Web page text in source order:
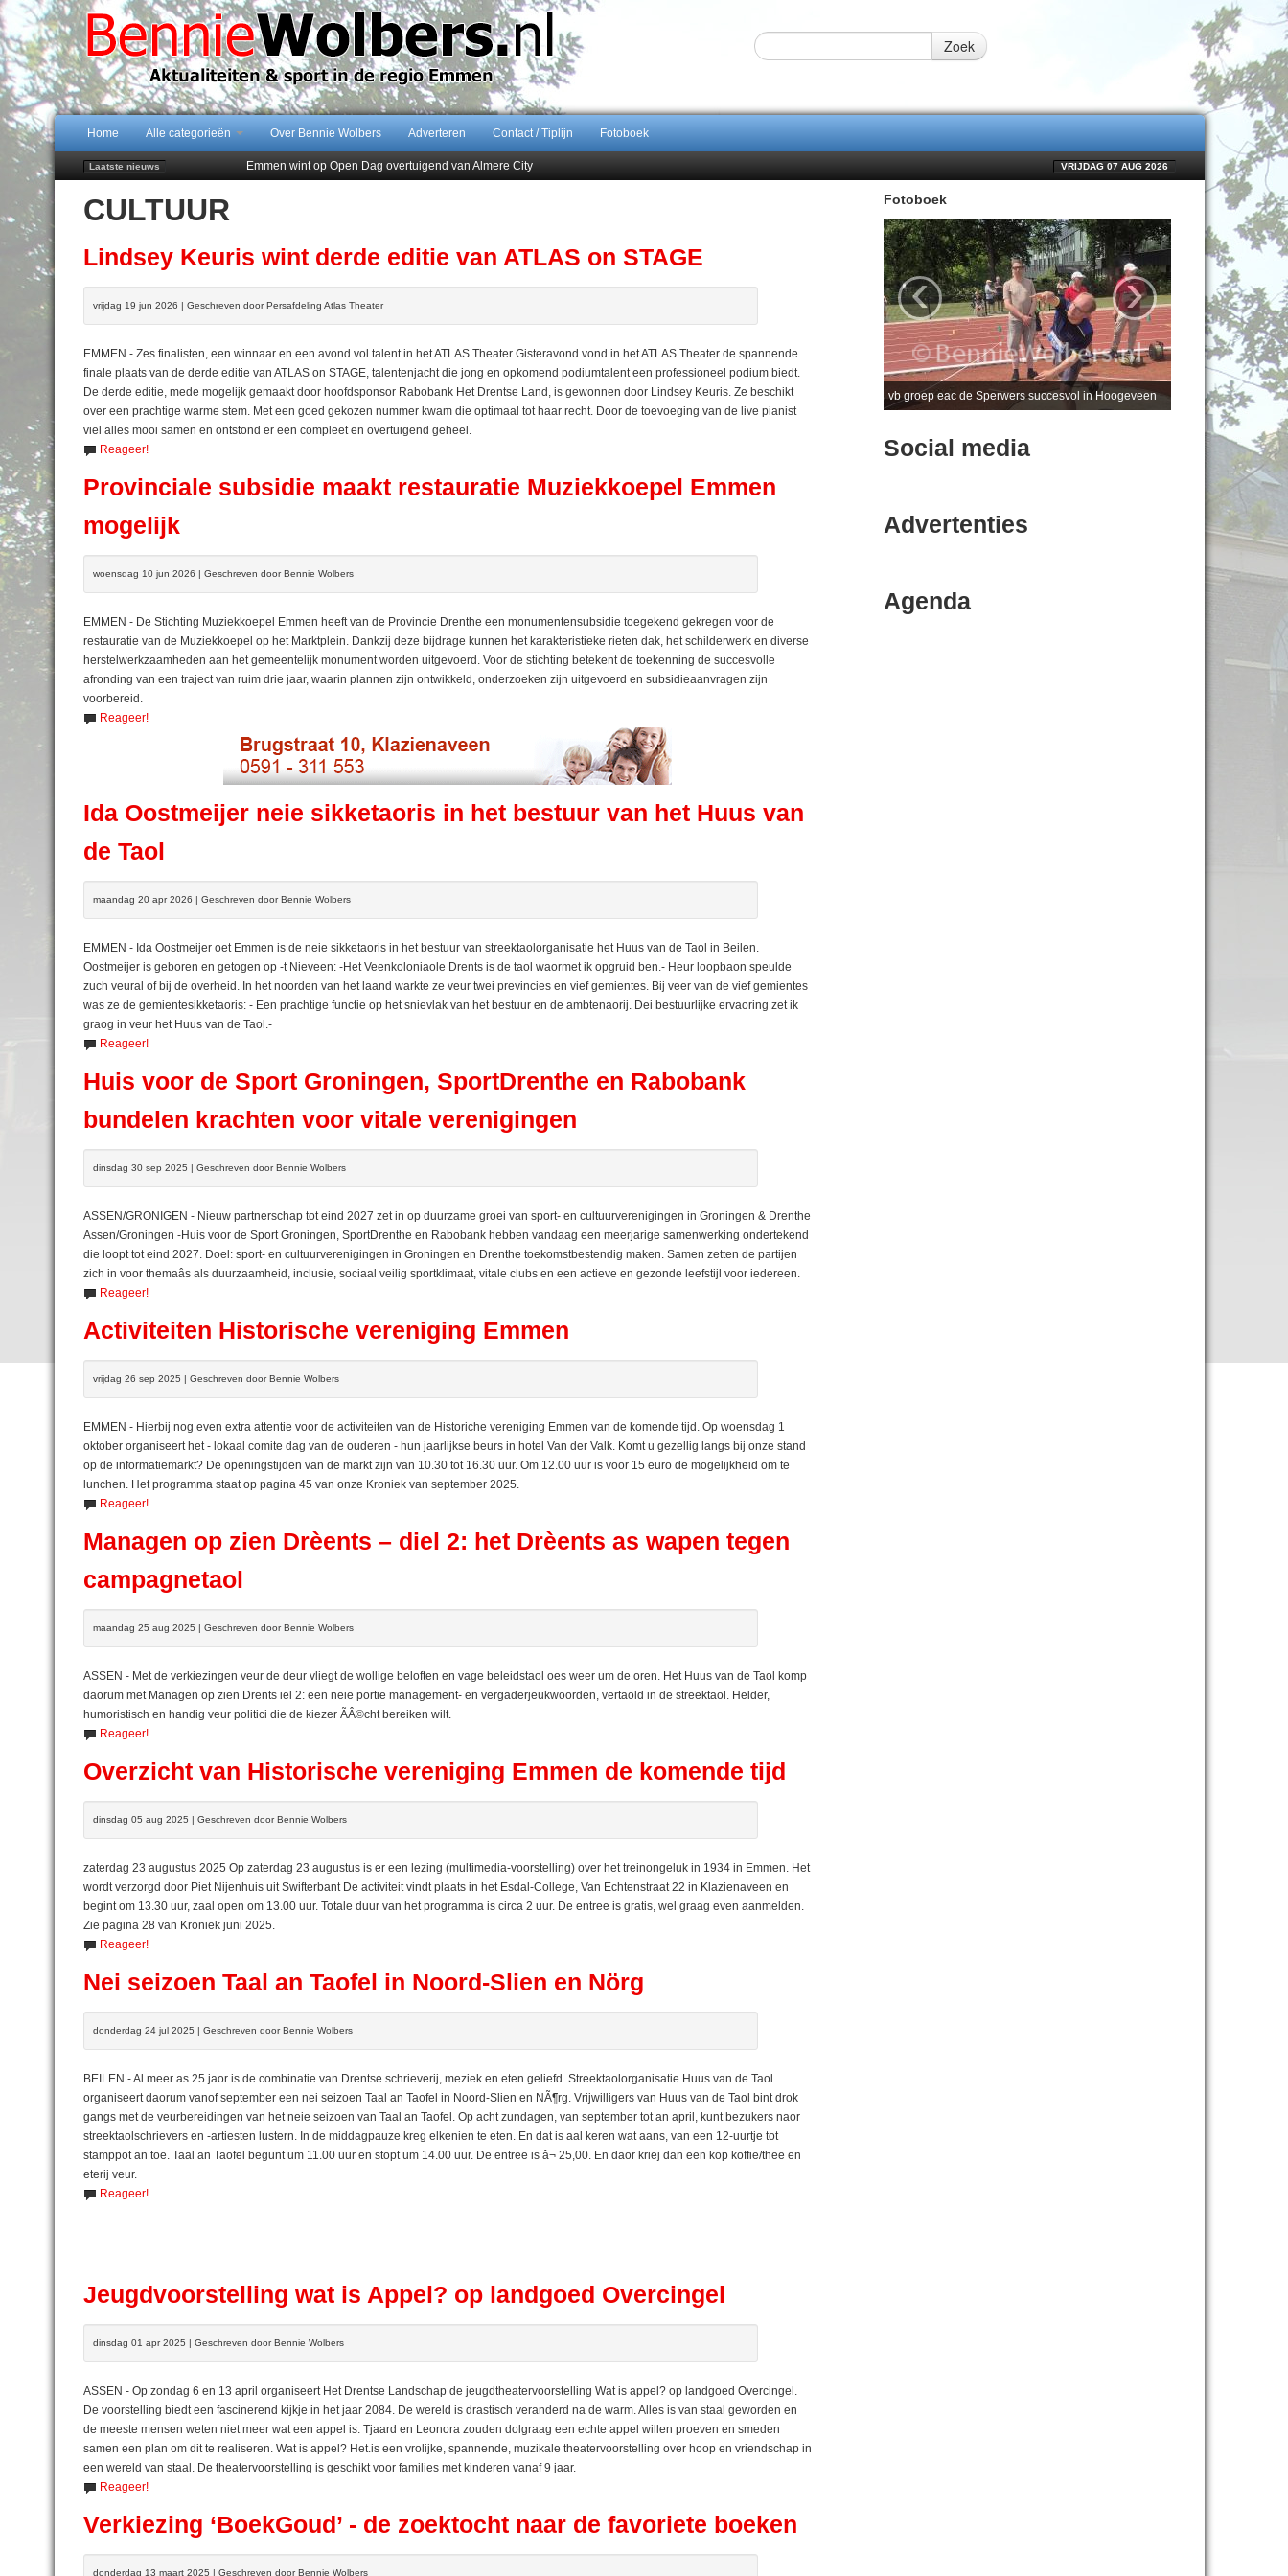
Zoek
Home Alle categorieën Over Bennie Wolbers Adverteren Contact / Tiplijn Fotoboek
Laatste nieuws
Emmen wint op Open Dag overtuigend van Almere City
VRIJDAG 07 AUG 2026
CULTUUR
Lindsey Keuris wint derde editie van ATLAS on STAGE
vrijdag 19 jun 2026 | Geschreven door Persafdeling Atlas Theater
EMMEN - Zes finalisten, een winnaar en een avond vol talent in het ATLAS Theater Gisteravond vond in het ATLAS Theater de spannende
finale plaats van de derde editie van ATLAS on STAGE, talentenjacht die jong en opkomend podiumtalent een professioneel podium biedt.
De derde editie, mede mogelijk gemaakt door hoofdsponsor Rabobank Het Drentse Land, is gewonnen door Lindsey Keuris. Ze beschikt
over een prachtige warme stem. Met een goed gekozen nummer kwam die optimaal tot haar recht. Door de toevoeging van de live pianist
viel alles mooi samen en ontstond er een compleet en overtuigend geheel.
Reageer!
Provinciale subsidie maakt restauratie Muziekkoepel Emmen
mogelijk
woensdag 10 jun 2026 | Geschreven door Bennie Wolbers
EMMEN - De Stichting Muziekkoepel Emmen heeft van de Provincie Drenthe een monumentensubsidie toegekend gekregen voor de
restauratie van de Muziekkoepel op het Marktplein. Dankzij deze bijdrage kunnen het karakteristieke rieten dak, het schilderwerk en diverse
herstelwerkzaamheden aan het gemeentelijk monument worden uitgevoerd. Voor de stichting betekent de toekenning de succesvolle
afronding van een traject van ruim drie jaar, waarin plannen zijn ontwikkeld, onderzoeken zijn uitgevoerd en subsidieaanvragen zijn
voorbereid.
Reageer!
Ida Oostmeijer neie sikketaoris in het bestuur van het Huus van
de Taol
maandag 20 apr 2026 | Geschreven door Bennie Wolbers
EMMEN - Ida Oostmeijer oet Emmen is de neie sikketaoris in het bestuur van streektaolorganisatie het Huus van de Taol in Beilen.
Oostmeijer is geboren en getogen op -t Nieveen: -Het Veenkoloniaole Drents is de taol waormet ik opgruid ben.- Heur loopbaon speulde
zuch veural of bij de overheid. In het noorden van het laand warkte ze veur twei previncies en vief gemientes. Bij veer van de vief gemientes
was ze de gemientesikketaoris: - Een prachtige functie op het snievlak van het bestuur en de ambtenaorij. Dei bestuurlijke ervaoring zet ik
graog in veur het Huus van de Taol.-
Reageer!
Huis voor de Sport Groningen, SportDrenthe en Rabobank
bundelen krachten voor vitale verenigingen
dinsdag 30 sep 2025 | Geschreven door Bennie Wolbers
ASSEN/GRONIGEN - Nieuw partnerschap tot eind 2027 zet in op duurzame groei van sport- en cultuurverenigingen in Groningen & Drenthe
Assen/Groningen -Huis voor de Sport Groningen, SportDrenthe en Rabobank hebben vandaag een meerjarige samenwerking ondertekend
die loopt tot eind 2027. Doel: sport- en cultuurverenigingen in Groningen en Drenthe toekomstbestendig maken. Samen zetten de partijen
zich in voor themaâs als duurzaamheid, inclusie, sociaal veilig sportklimaat, vitale clubs en een actieve en gezonde leefstijl voor iedereen.
Reageer!
Activiteiten Historische vereniging Emmen
vrijdag 26 sep 2025 | Geschreven door Bennie Wolbers
EMMEN - Hierbij nog even extra attentie voor de activiteiten van de Historiche vereniging Emmen van de komende tijd. Op woensdag 1
oktober organiseert het - lokaal comite dag van de ouderen - hun jaarlijkse beurs in hotel Van der Valk. Komt u gezellig langs bij onze stand
op de informatiemarkt? De openingstijden van de markt zijn van 10.30 tot 16.30 uur. Om 12.00 uur is voor 15 euro de mogelijkheid om te
lunchen. Het programma staat op pagina 45 van onze Kroniek van september 2025.
Reageer!
Managen op zien Drèents – diel 2: het Drèents as wapen tegen
campagnetaol
maandag 25 aug 2025 | Geschreven door Bennie Wolbers
ASSEN - Met de verkiezingen veur de deur vliegt de wollige beloften en vage beleidstaol oes weer um de oren. Het Huus van de Taol komp
daorum met Managen op zien Drents iel 2: een neie portie management- en vergaderjeukwoorden, vertaold in de streektaol. Helder,
humoristisch en handig veur politici die de kiezer ÃÂ©cht bereiken wilt.
Reageer!
Overzicht van Historische vereniging Emmen de komende tijd
dinsdag 05 aug 2025 | Geschreven door Bennie Wolbers
zaterdag 23 augustus 2025 Op zaterdag 23 augustus is er een lezing (multimedia-voorstelling) over het treinongeluk in 1934 in Emmen. Het
wordt verzorgd door Piet Nijenhuis uit Swifterbant De activiteit vindt plaats in het Esdal-College, Van Echtenstraat 22 in Klazienaveen en
begint om 13.30 uur, zaal open om 13.00 uur. Totale duur van het programma is circa 2 uur. De entree is gratis, wel graag even aanmelden.
Zie pagina 28 van Kroniek juni 2025.
Reageer!
Nei seizoen Taal an Taofel in Noord-Slien en Nörg
donderdag 24 jul 2025 | Geschreven door Bennie Wolbers
BEILEN - Al meer as 25 jaor is de combinatie van Drentse schrieverij, meziek en eten geliefd. Streektaolorganisatie Huus van de Taol
organiseert daorum vanof september een nei seizoen Taal an Taofel in Noord-Slien en NÃ¶rg. Vrijwilligers van Huus van de Taol bint drok
gangs met de veurbereidingen van het neie seizoen van Taal an Taofel. Op acht zundagen, van september tot an april, kunt bezukers naor
streektaolschrievers en -artiesten lustern. In de middagpauze kreg elkenien te eten. En dat is aal keren wat aans, van een 12-uurtje tot
stamppot an toe. Taal an Taofel begunt um 11.00 uur en stopt um 14.00 uur. De entree is â¬ 25,00. En daor kriej dan een kop koffie/thee en
eterij veur.
Reageer!
Jeugdvoorstelling wat is Appel? op landgoed Overcingel
dinsdag 01 apr 2025 | Geschreven door Bennie Wolbers
ASSEN - Op zondag 6 en 13 april organiseert Het Drentse Landschap de jeugdtheatervoorstelling Wat is appel? op landgoed Overcingel.
De voorstelling biedt een fascinerend kijkje in het jaar 2084. De wereld is drastisch veranderd na de warm. Alles is van staal geworden en
de meeste mensen weten niet meer wat een appel is. Tjaard en Leonora zouden dolgraag een echte appel willen proeven en smeden
samen een plan om dit te realiseren. Wat is appel? Het.is een vrolijke, spannende, muzikale theatervoorstelling over hoop en vriendschap in
een wereld van staal. De theatervoorstelling is geschikt voor families met kinderen vanaf 9 jaar.
Reageer!
Verkiezing ‘BoekGoud’ - de zoektocht naar de favoriete boeken
donderdag 13 maart 2025 | Geschreven door Bennie Wolbers
Fotoboek
vb groep eac de Sperwers succesvol in Hoogeveen
‹ ›
Social media
Advertenties
Agenda